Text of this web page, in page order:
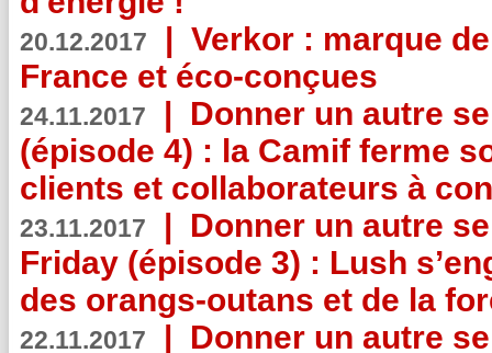
20.12.2017 | Verkor : marque
France et éco-conçues
24.11.2017 | Donner un autre
(épisode 4) : la Camif ferme
clients et collaborateurs à
23.11.2017 | Donner un autre
Friday (épisode 3) : Lush
des orangs-outans et de la
22.11.2017 | Donner un autre